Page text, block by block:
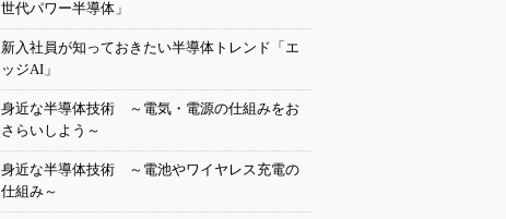
世代パワー半導体」
新入社員が知っておきたい半導体トレンド「エ
ッジAI」
身近な半導体技術 ～電気・電源の仕組みをお
さらいしよう～
身近な半導体技術 ～電池やワイヤレス充電の
仕組み～